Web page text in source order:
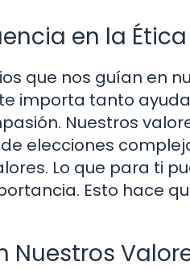
en la Ética
que nos guían en
importa tanto
Nuestros
elecciones
Lo que para ti
Esto hace
Nuestros